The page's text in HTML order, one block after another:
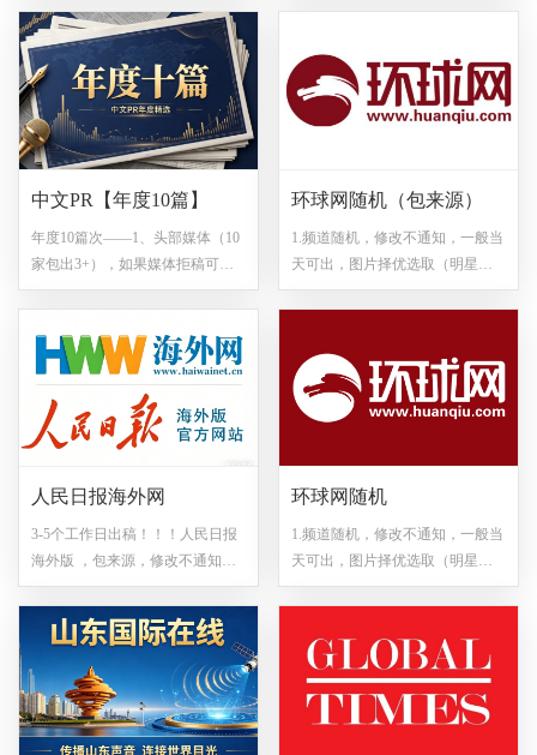
出5家）；3、自媒体（15家包出8
家）；4、送行业通配80+；【总
发布数量不低于100+】，套餐媒
体改稿不通知，根据内容适当调
整媒体，不指定媒体发布，案例
仅供参考。
【总发布数量不低于100+】套餐
媒体改稿不通知，根据内容适当
调整媒体，不指定媒体发布，案
中文PR【年度10篇】
年度10篇次——1、头部媒体（10
家包出3+），如果媒体拒稿可以
调换成同样等级的媒体； 2、行业
（15家包出5+）； 4、送行业通配
100+；【总发布数量不低于
100+】;套餐媒体改稿不通知，根
据内容适当调整媒体，不指定媒
体发布，案例仅供参考。
环球网随机（包来源）
1.频道随机，修改不通知，一般当
天可出，图片择优选取（明星网
红图、领导图、单人图、特别含
平台！ 3.所有视频和图片均需取
得权利方或相关供稿单位的书面
授权后方可转载，涉及版权纠纷
是否有版权，（默认有授权！）4.
不包时效。5.所有文章最后都有免
责！系统会根据内容判定是否属
下单即接受！6.发稿时间可能前
修改。7.编辑老师会根据内容协调
去环球网商业频道，不接受请提
前备注。8.已安排稿件不退不改不
人民日报海外网
3-5个工作日出稿！！！人民日报
海外版 ，包来源，修改不通知。
中途不撤不退。
环球网随机
1.频道随机，修改不通知，一般当
天可出，图片择优选取（明星网
红图、领导图、单人图、特别含
件删改问题，均需优先联系发稿
平台！ 3.【需提供白名单来
源！！请自觉提供白名单！】 4.
所有视频和图片均需取得权利方